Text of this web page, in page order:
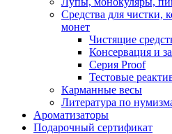
Средства для чистки,
монет
Чистящие
Консервация и
Серия Proof
Тестовые
Карманные весы
Литература по
Ароматизаторы
Подарочный сертификат